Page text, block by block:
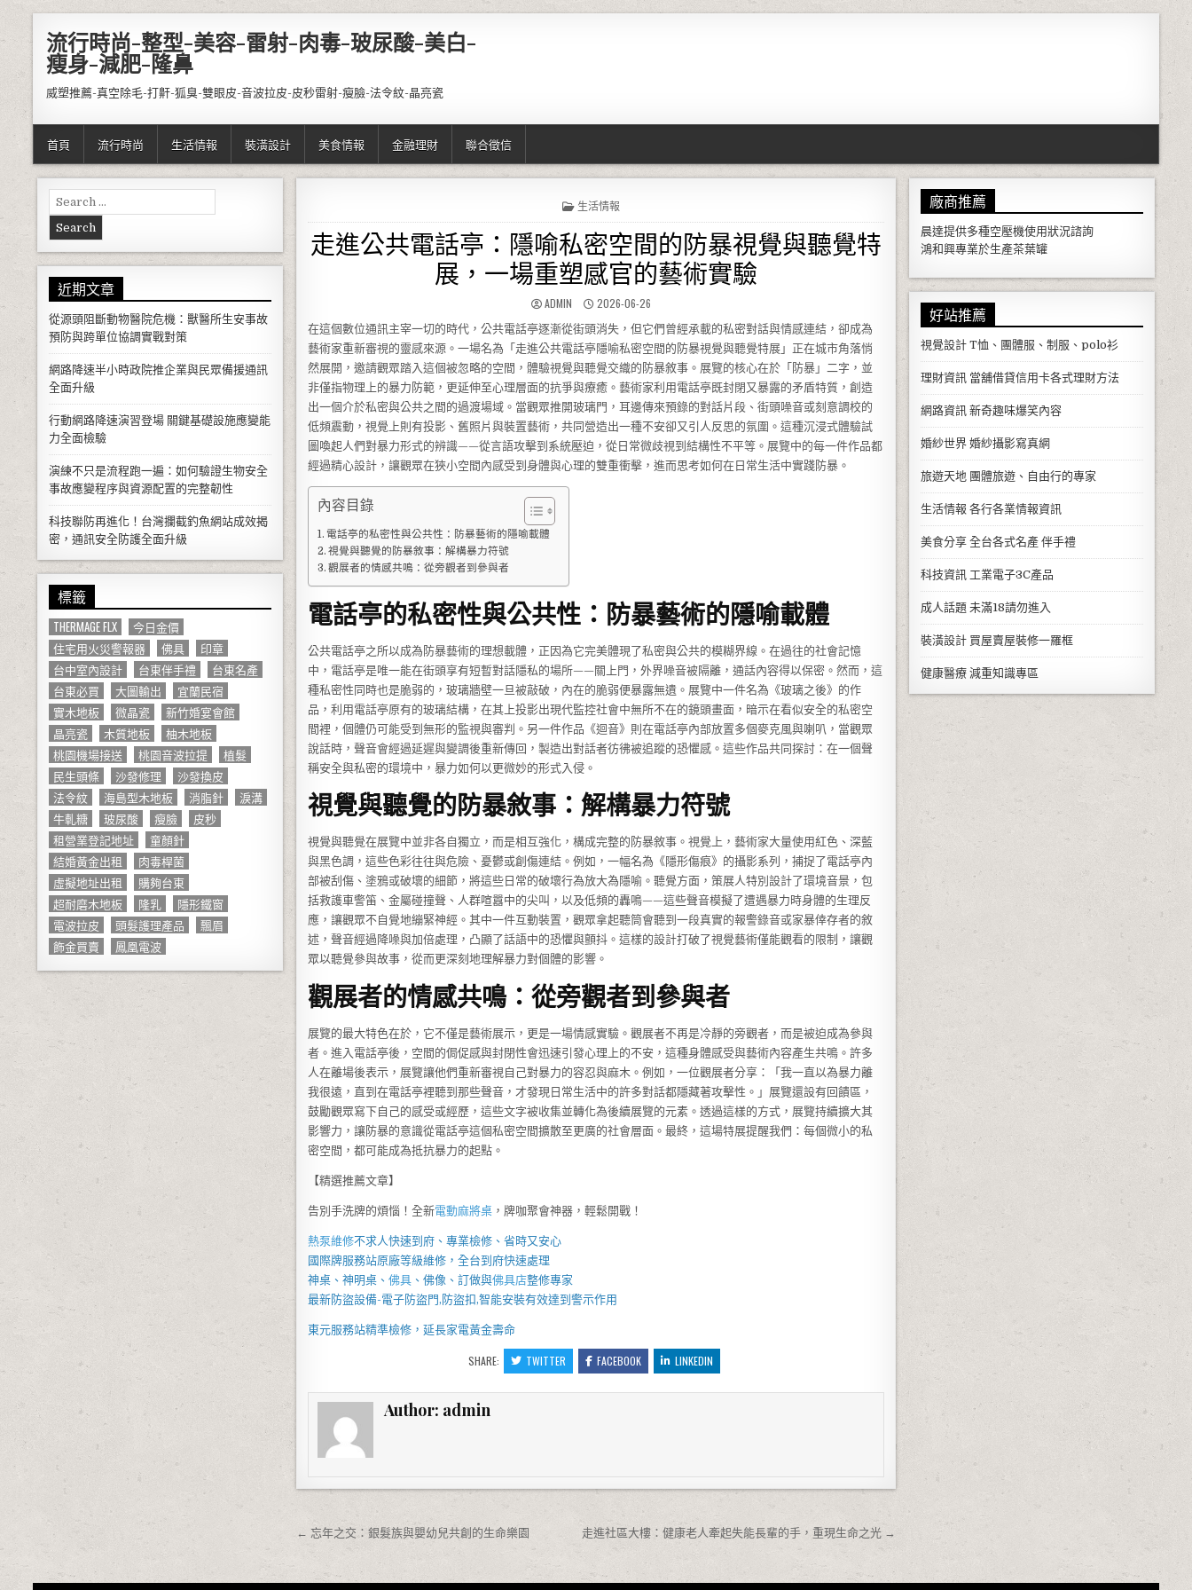
流行時尚-整型-美容-雷射-肉毒-玻尿酸-美白-
瘦身-減肥-隆鼻
威塑推薦-真空除毛-打鼾-狐臭-雙眼皮-音波拉皮-皮秒雷射-瘦臉-法令紋-晶亮瓷
首頁 流行時尚 生活情報 裝潢設計 美食情報 金融理財 聯合徵信
POSTED IN
生活情報
走進公共電話亭：隱喻私密空間的防暴視覺與聽覺特
展，一場重塑感官的藝術實驗
AUTHOR:
ADMIN PUBLISHED DATE:
2026-06-26
在這個數位通訊主宰一切的時代，公共電話亭逐漸從街頭消失，但它們曾經承載的私密對話與情感連結，卻成為
藝術家重新審視的靈感來源。一場名為「走進公共電話亭隱喻私密空間的防暴視覺與聽覺特展」正在城市角落悄
然展開，邀請觀眾踏入這個被忽略的空間，體驗視覺與聽覺交織的防暴敘事。展覽的核心在於「防暴」二字，並
非僅指物理上的暴力防範，更延伸至心理層面的抗爭與療癒。藝術家利用電話亭既封閉又暴露的矛盾特質，創造
出一個介於私密與公共之間的過渡場域。當觀眾推開玻璃門，耳邊傳來預錄的對話片段、街頭噪音或刻意調校的
低頻震動，視覺上則有投影、舊照片與裝置藝術，共同營造出一種不安卻又引人反思的氛圍。這種沉浸式體驗試
圖喚起人們對暴力形式的辨識——從言語攻擊到系統壓迫，從日常微歧視到結構性不平等。展覽中的每一件作品都
經過精心設計，讓觀眾在狹小空間內感受到身體與心理的雙重衝擊，進而思考如何在日常生活中實踐防暴。
內容目錄
電話亭的私密性與公共性：防暴藝術的隱喻載體
視覺與聽覺的防暴敘事：解構暴力符號
觀展者的情感共鳴：從旁觀者到參與者
電話亭的私密性與公共性：防暴藝術的隱喻載體
公共電話亭之所以成為防暴藝術的理想載體，正因為它完美體現了私密與公共的模糊界線。在過往的社會記憶
中，電話亭是唯一能在街頭享有短暫對話隱私的場所——關上門，外界噪音被隔離，通話內容得以保密。然而，這
種私密性同時也是脆弱的，玻璃牆壁一旦被敲破，內在的脆弱便暴露無遺。展覽中一件名為《玻璃之後》的作
品，利用電話亭原有的玻璃結構，在其上投影出現代監控社會中無所不在的鏡頭畫面，暗示在看似安全的私密空
間裡，個體仍可能受到無形的監視與審判。另一件作品《迴音》則在電話亭內部放置多個麥克風與喇叭，當觀眾
說話時，聲音會經過延遲與變調後重新傳回，製造出對話者彷彿被追蹤的恐懼感。這些作品共同探討：在一個聲
稱安全與私密的環境中，暴力如何以更微妙的形式入侵。
視覺與聽覺的防暴敘事：解構暴力符號
視覺與聽覺在展覽中並非各自獨立，而是相互強化，構成完整的防暴敘事。視覺上，藝術家大量使用紅色、深藍
與黑色調，這些色彩往往與危險、憂鬱或創傷連結。例如，一幅名為《隱形傷痕》的攝影系列，捕捉了電話亭內
部被刮傷、塗鴉或破壞的細節，將這些日常的破壞行為放大為隱喻。聽覺方面，策展人特別設計了環境音景，包
括救護車警笛、金屬碰撞聲、人群喧囂中的尖叫，以及低頻的轟鳴——這些聲音模擬了遭遇暴力時身體的生理反
應，讓觀眾不自覺地繃緊神經。其中一件互動裝置，觀眾拿起聽筒會聽到一段真實的報警錄音或家暴倖存者的敘
述，聲音經過降噪與加倍處理，凸顯了話語中的恐懼與顫抖。這樣的設計打破了視覺藝術僅能觀看的限制，讓觀
眾以聽覺參與故事，從而更深刻地理解暴力對個體的影響。
觀展者的情感共鳴：從旁觀者到參與者
展覽的最大特色在於，它不僅是藝術展示，更是一場情感實驗。觀展者不再是冷靜的旁觀者，而是被迫成為參與
者。進入電話亭後，空間的侷促感與封閉性會迅速引發心理上的不安，這種身體感受與藝術內容產生共鳴。許多
人在離場後表示，展覽讓他們重新審視自己對暴力的容忍與麻木。例如，一位觀展者分享：「我一直以為暴力離
我很遠，直到在電話亭裡聽到那些聲音，才發現日常生活中的許多對話都隱藏著攻擊性。」展覽還設有回饋區，
鼓勵觀眾寫下自己的感受或經歷，這些文字被收集並轉化為後續展覽的元素。透過這樣的方式，展覽持續擴大其
影響力，讓防暴的意識從電話亭這個私密空間擴散至更廣的社會層面。最終，這場特展提醒我們：每個微小的私
密空間，都可能成為抵抗暴力的起點。
【精選推薦文章】
告別手洗牌的煩惱！全新電動麻將桌 ，牌咖聚會神器，輕鬆開戰！
熱泵維修不求人快速到府、專業檢修、省時又安心
國際牌服務站原廠等級維修，全台到府快速處理
神桌、神明桌 、佛具 、佛像、訂做與佛具店整修專家
最新防盜設備-電子防盜門 , 防盜扣 ,智能安裝有效達到警示作用
東元服務站精準檢修，延長家電黃金壽命
SHARE: TWITTER FACEBOOK LINKEDIN
Author: admin
文章導覽 走進社區大樓：健康老人牽起失能長輩的手，重現生命之光 →
← 忘年之交：銀髮族與嬰幼兒共創的生命樂園
Search for:
近期文章
從源頭阻斷動物醫院危機：獸醫所生安事故
預防與跨單位協調實戰對策
網路降速半小時政院推企業與民眾備援通訊
全面升級
行動網路降速演習登場 關鍵基礎設施應變能
力全面檢驗
演練不只是流程跑一遍：如何驗證生物安全
事故應變程序與資源配置的完整韌性
科技聯防再進化！台灣攔截釣魚網站成效揭
密，通訊安全防護全面升級
標籤
THERMAGE FLX
今日金價
住宅用火災警報器
佛具
印章
台中室內設計
台東伴手禮
台東名產
台東必買
大圖輸出
宜蘭民宿
實木地板
微晶瓷
新竹婚宴會館
晶亮瓷
木質地板
柚木地板
桃園機場接送
桃園音波拉提
植髮
民生頭條
沙發修理
沙發換皮
法令紋
海島型木地板 消脂針
淚溝
牛軋糖
玻尿酸 瘦臉
皮秒
租營業登記地址
童顏針
結婚黃金出租
肉毒桿菌
虛擬地址出租
購夠台東
超耐磨木地板
隆乳
隱形鐵窗
電波拉皮
頭髮護理產品
飄眉
飾金買賣
鳳凰電波
廠商推薦
晨達提供多種空壓機使用狀況諮詢
鴻和興專業於生產茶葉罐
好站推薦
視覺設計T恤、團體服、制服、polo衫
理財資訊當舖借貸信用卡各式理財方法
網路資訊新奇趣味爆笑內容
婚紗世界婚紗攝影寫真網
旅遊天地團體旅遊、自由行的專家
生活情報 各行各業情報資訊
美食分享全台各式名產 伴手禮
科技資訊工業電子3C產品
成人話題未滿18請勿進入
裝潢設計買屋賣屋裝修一羅框
健康醫療減重知識專區